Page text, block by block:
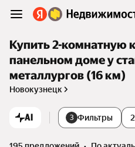
Купить 2-комнатную
панельном доме у
металлургов (16 км)
Новокузнецк
AI 3 Фильтры